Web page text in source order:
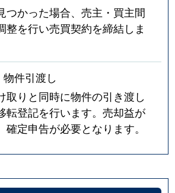
つかった場合、売主・買主間
整を行い売買契約を締結しま
件引渡し
取りと同時に物件の引き渡し
転登記を行います。売却益が
確定申告が必要となります。